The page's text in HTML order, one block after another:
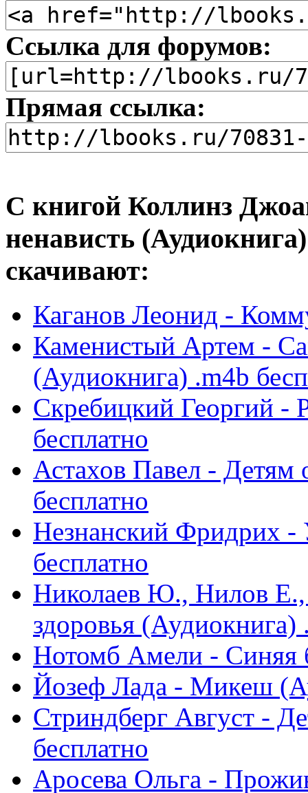
Ссылка для форумов:
Прямая ссылка:
С книгой Коллинз
ненависть
скачивают:
Каганов Леонид -
Каменистый Артем -
(Аудиокнига) .m4b
Скребицкий Георгий -
бесплатно
Астахов Павел - Детям
бесплатно
Незнанский Фридрих -
бесплатно
Николаев Ю., Нилов Е.,
здоровья (Аудиокнига)
Нотомб Амели - Синяя
Йозеф Лада - Микеш
Стриндберг Август -
бесплатно
Аросева Ольга -